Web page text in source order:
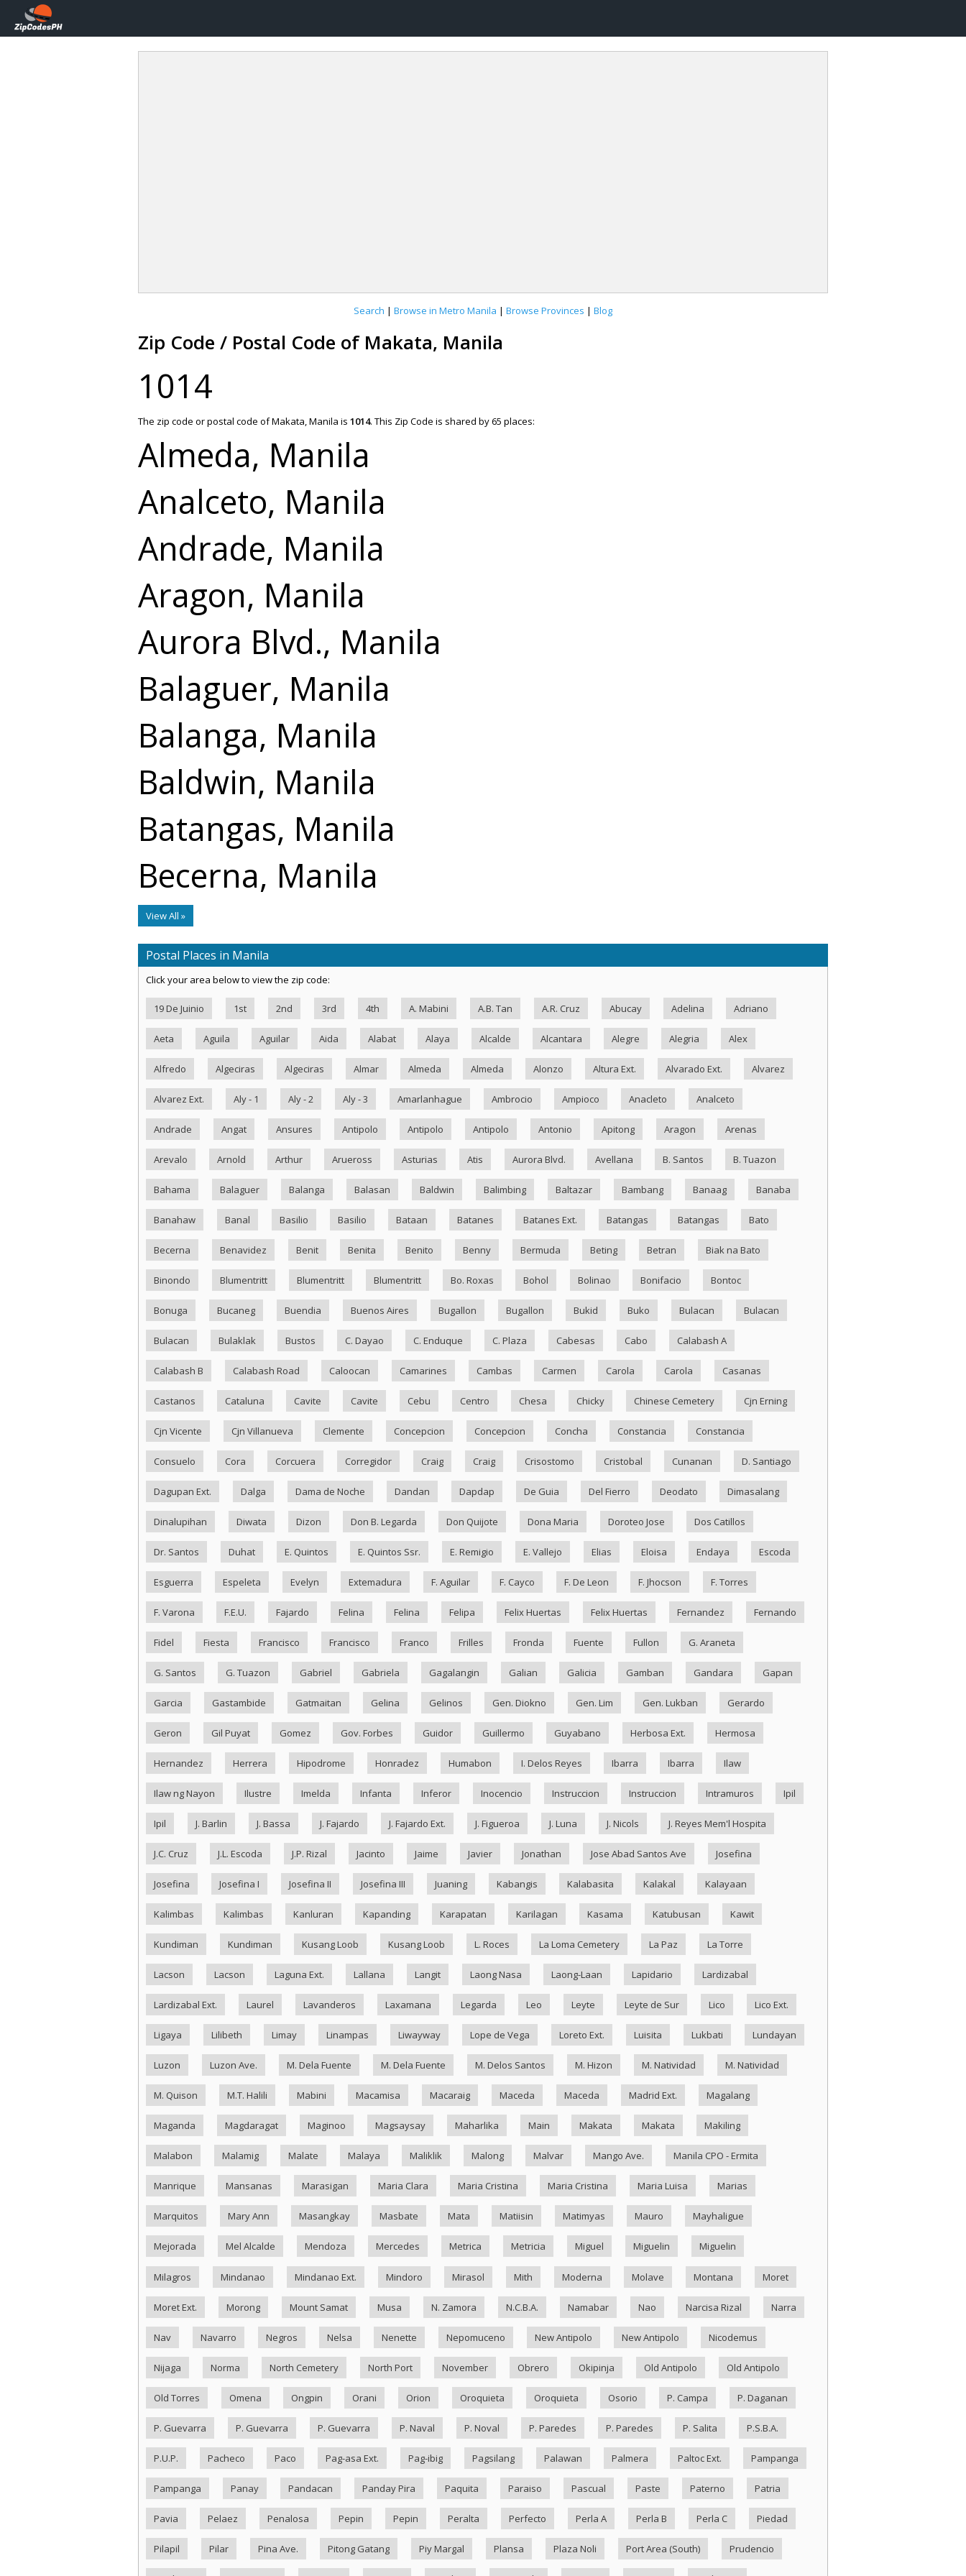
Search | Browse in Metro Manila | Browse Provinces | Blog
Zip Code / Postal Code of Makata, Manila
1014
The zip code or postal code of Makata, Manila is 1014. This Zip Code is shared by 65 places:
Almeda, Manila
Analceto, Manila
Andrade, Manila
Aragon, Manila
Aurora Blvd., Manila
Balaguer, Manila
Balanga, Manila
Baldwin, Manila
Batangas, Manila
Becerna, Manila
View All »
Postal Places in Manila
Click your area below to view the zip code:
19 De Juinio 1st 2nd 3rd 4th A. Mabini A.B. Tan A.R. Cruz Abucay Adelina Adriano
Aeta Aguila Aguilar Aida Alabat Alaya Alcalde Alcantara Alegre Alegria Alex
Alfredo Algeciras Algeciras Almar Almeda Almeda Alonzo Altura Ext. Alvarado Ext. Alvarez
Alvarez Ext. Aly - 1 Aly - 2 Aly - 3 Amarlanhague Ambrocio Ampioco Anacleto Analceto
Andrade Angat Ansures Antipolo Antipolo Antipolo Antonio Apitong Aragon Arenas
Arevalo Arnold Arthur Arueross Asturias Atis Aurora Blvd. Avellana B. Santos B. Tuazon
Bahama Balaguer Balanga Balasan Baldwin Balimbing Baltazar Bambang Banaag Banaba
Banahaw Banal Basilio Basilio Bataan Batanes Batanes Ext. Batangas Batangas Bato
Becerna Benavidez Benit Benita Benito Benny Bermuda Beting Betran Biak na Bato
Binondo Blumentritt Blumentritt Blumentritt Bo. Roxas Bohol Bolinao Bonifacio Bontoc
Bonuga Bucaneg Buendia Buenos Aires Bugallon Bugallon Bukid Buko Bulacan Bulacan
Bulacan Bulaklak Bustos C. Dayao C. Enduque C. Plaza Cabesas Cabo Calabash A
Calabash B Calabash Road Caloocan Camarines Cambas Carmen Carola Carola Casanas
Castanos Cataluna Cavite Cavite Cebu Centro Chesa Chicky Chinese Cemetery Cjn Erning
Cjn Vicente Cjn Villanueva Clemente Concepcion Concepcion Concha Constancia Constancia
Consuelo Cora Corcuera Corregidor Craig Craig Crisostomo Cristobal Cunanan D. Santiago
Dagupan Ext. Dalga Dama de Noche Dandan Dapdap De Guia Del Fierro Deodato Dimasalang
Dinalupihan Diwata Dizon Don B. Legarda Don Quijote Dona Maria Doroteo Jose Dos Catillos
Dr. Santos Duhat E. Quintos E. Quintos Ssr. E. Remigio E. Vallejo Elias Eloisa Endaya Escoda
Esguerra Espeleta Evelyn Extemadura F. Aguilar F. Cayco F. De Leon F. Jhocson F. Torres
F. Varona F.E.U. Fajardo Felina Felina Felipa Felix Huertas Felix Huertas Fernandez Fernando
Fidel Fiesta Francisco Francisco Franco Frilles Fronda Fuente Fullon G. Araneta
G. Santos G. Tuazon Gabriel Gabriela Gagalangin Galian Galicia Gamban Gandara Gapan
Garcia Gastambide Gatmaitan Gelina Gelinos Gen. Diokno Gen. Lim Gen. Lukban Gerardo
Geron Gil Puyat Gomez Gov. Forbes Guidor Guillermo Guyabano Herbosa Ext. Hermosa
Hernandez Herrera Hipodrome Honradez Humabon I. Delos Reyes Ibarra Ibarra Ilaw
Ilaw ng Nayon Ilustre Imelda Infanta Inferor Inocencio Instruccion Instruccion Intramuros Ipil
Ipil J. Barlin J. Bassa J. Fajardo J. Fajardo Ext. J. Figueroa J. Luna J. Nicols J. Reyes Mem'l Hospita
J.C. Cruz J.L. Escoda J.P. Rizal Jacinto Jaime Javier Jonathan Jose Abad Santos Ave Josefina
Josefina Josefina I Josefina II Josefina III Juaning Kabangis Kalabasita Kalakal Kalayaan
Kalimbas Kalimbas Kanluran Kapanding Karapatan Karilagan Kasama Katubusan Kawit
Kundiman Kundiman Kusang Loob Kusang Loob L. Roces La Loma Cemetery La Paz La Torre
Lacson Lacson Laguna Ext. Lallana Langit Laong Nasa Laong-Laan Lapidario Lardizabal
Lardizabal Ext. Laurel Lavanderos Laxamana Legarda Leo Leyte Leyte de Sur Lico Lico Ext.
Ligaya Lilibeth Limay Linampas Liwayway Lope de Vega Loreto Ext. Luisita Lukbati Lundayan
Luzon Luzon Ave. M. Dela Fuente M. Dela Fuente M. Delos Santos M. Hizon M. Natividad M. Natividad
M. Quison M.T. Halili Mabini Macamisa Macaraig Maceda Maceda Madrid Ext. Magalang
Maganda Magdaragat Maginoo Magsaysay Maharlika Main Makata Makata Makiling
Malabon Malamig Malate Malaya Maliklik Malong Malvar Mango Ave. Manila CPO - Ermita
Manrique Mansanas Marasigan Maria Clara Maria Cristina Maria Cristina Maria Luisa Marias
Marquitos Mary Ann Masangkay Masbate Mata Matiisin Matimyas Mauro Mayhaligue
Mejorada Mel Alcalde Mendoza Mercedes Metrica Metricia Miguel Miguelin Miguelin
Milagros Mindanao Mindanao Ext. Mindoro Mirasol Mith Moderna Molave Montana Moret
Moret Ext. Morong Mount Samat Musa N. Zamora N.C.B.A. Namabar Nao Narcisa Rizal Narra
Nav Navarro Negros Nelsa Nenette Nepomuceno New Antipolo New Antipolo Nicodemus
Nijaga Norma North Cemetery North Port November Obrero Okipinja Old Antipolo Old Antipolo
Old Torres Omena Ongpin Orani Orion Oroquieta Oroquieta Osorio P. Campa P. Daganan
P. Guevarra P. Guevarra P. Guevarra P. Naval P. Noval P. Paredes P. Paredes P. Salita P.S.B.A.
P.U.P. Pacheco Paco Pag-asa Ext. Pag-ibig Pagsilang Palawan Palmera Paltoc Ext. Pampanga
Pampanga Panay Pandacan Panday Pira Paquita Paraiso Pascual Paste Paterno Patria
Pavia Pelaez Penalosa Pepin Pepin Peralta Perfecto Perla A Perla B Perla C Piedad
Pilapil Pilar Pina Ave. Pitong Gatang Piy Margal Plansa Plaza Noli Port Area (South) Prudencio